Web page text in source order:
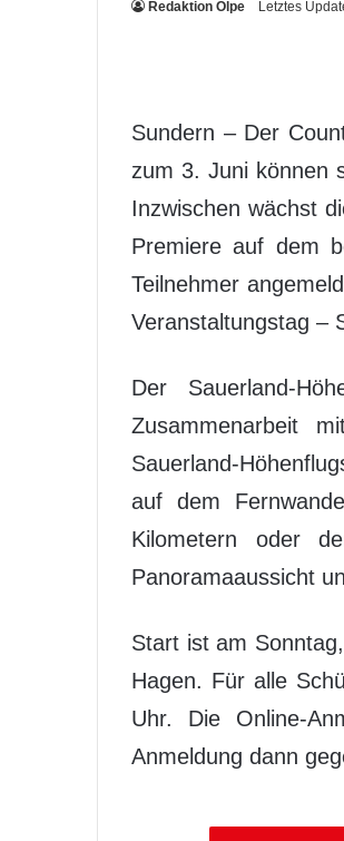
Redaktion Olpe Letztes
Sundern – Der
zum 3. Juni können
Inzwischen wächst
Premiere auf dem
Teilnehmer
Veranstaltungstag –
Der Sauerland-
Zusammenarbeit
Sauerland-
auf dem
Kilometern oder
Panoramaaussicht
Start ist am
Hagen. Für alle
Uhr. Die Online-
Anmeldung dann